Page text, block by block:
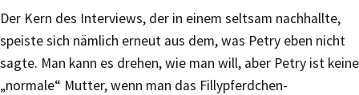
Der Kern des Interviews, der in einem seltsam nachhallte,
speiste sich nämlich erneut aus dem, was Petry eben nicht
sagte. Man kann es drehen, wie man will, aber Petry ist keine
„normale“ Mutter, wenn man das Fillypferdchen-